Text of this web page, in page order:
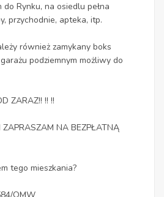
Rynku, na osiedlu pełna
przychodnie, apteka, itp.
również zamykany boks
podziemnym możliwy do
ZARAZ!! !! !!
ZAPRASZAM NA BEZPŁATNĄ
tego mieszkania?